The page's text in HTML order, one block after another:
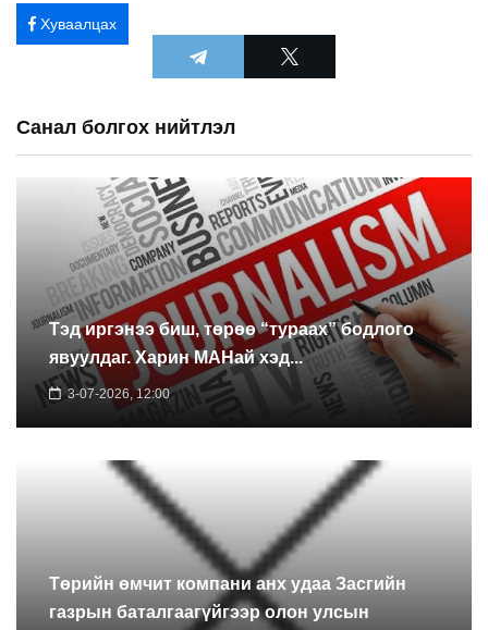
Хуваалцах
Санал болгох нийтлэл
Тэд иргэнээ биш, төрөө “тураах” бодлого
явуулдаг. Харин МАНай хэд...
3-07-2026, 12:00
Төрийн өмчит компани анх удаа Засгийн
газрын баталгаагүйгээр олон улсын